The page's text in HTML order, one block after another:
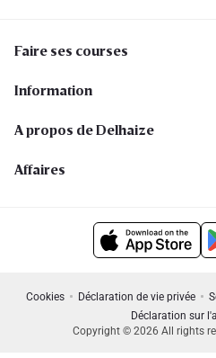
Faire ses courses
Information
A propos de Delhaize
Affaires
Cookies Déclaration de vie privée
Déclaration sur
Copyright © 2026 All rights